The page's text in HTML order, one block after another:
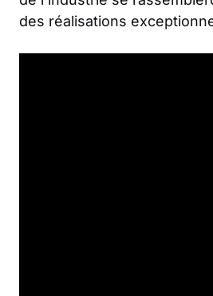
des réalisations